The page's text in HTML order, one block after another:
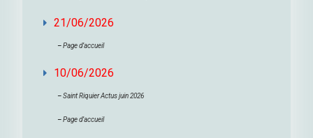
21/06/2026
–Page d’accueil
10/06/2026
–Saint Riquier Actus juin 2026
–Page d’accueil